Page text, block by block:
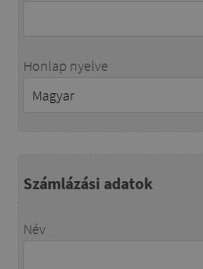
Honlap nyelve
Számlázási adatok
Név